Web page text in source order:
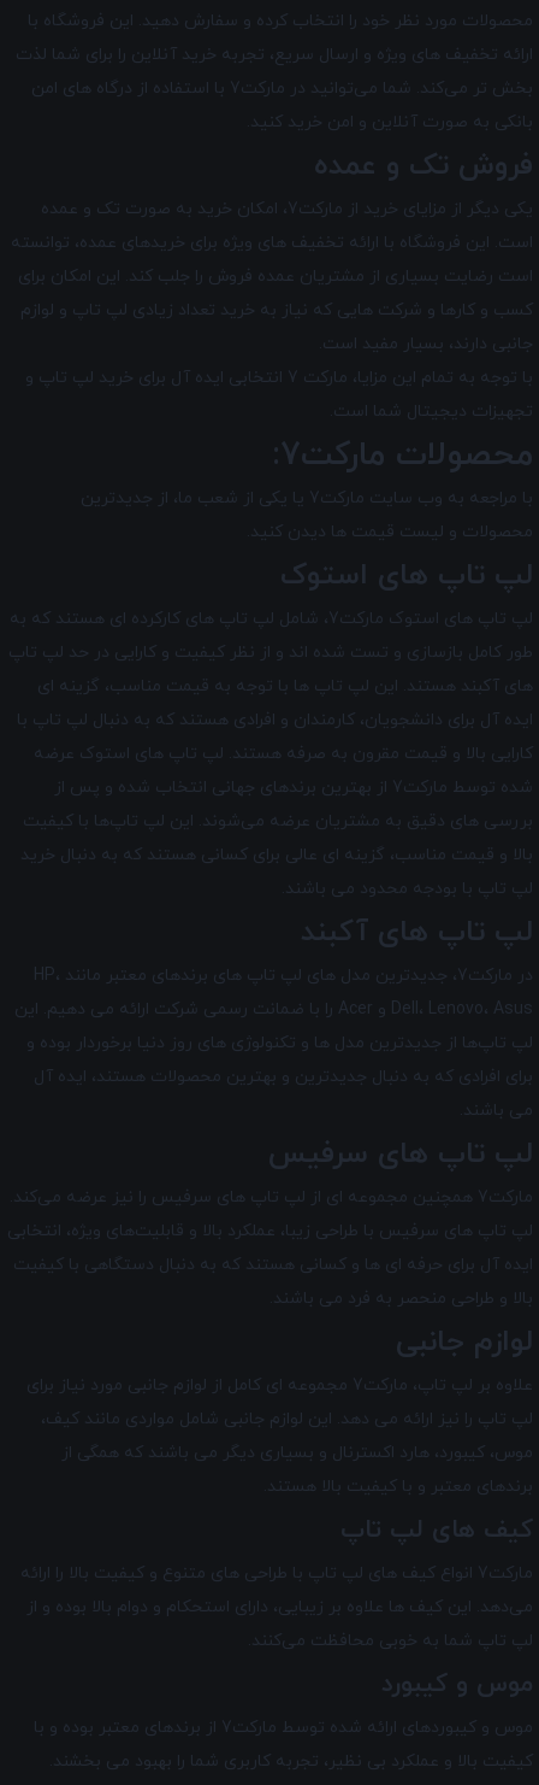
محصولات مورد نظر خود را انتخاب کرده و سفارش دهید. این فروشگاه با
ارائه تخفیف های ویژه و ارسال سریع، تجربه خرید آنلاین را برای شما لذت
بخش تر می‌کند. شما می‌توانید در مارکت7 با استفاده از درگاه‌ های امن
بانکی به صورت آنلاین و امن خرید کنید.
فروش تک و عمده
یکی دیگر از مزایای خرید از مارکت7، امکان خرید به صورت تک و عمده
است. این فروشگاه با ارائه تخفیف های ویژه برای خریدهای عمده، توانسته
است رضایت بسیاری از مشتریان عمده ‌فروش را جلب کند. این امکان برای
کسب و کارها و شرکت‌ هایی که نیاز به خرید تعداد زیادی لپ تاپ و لوازم
جانبی دارند، بسیار مفید است.
با توجه به تمام این مزایا، مارکت 7 انتخابی ایده ‌آل برای خرید لپ ‌تاپ و
تجهیزات دیجیتال شما است.
محصولات مارکت7:
با مراجعه به وب سایت مارکت7 یا یکی از شعب ما، از جدیدترین
محصولات و لیست قیمت ها دیدن کنید.
لپ تاپ های استوک
لپ تاپ های استوک مارکت7، شامل لپ تاپ های کارکرده ای هستند که به
طور کامل بازسازی و تست شده اند و از نظر کیفیت و کارایی در حد لپ تاپ
های آکبند هستند. این لپ تاپ ها با توجه به قیمت مناسب، گزینه ای
ایده آل برای دانشجویان، کارمندان و افرادی هستند که به دنبال لپ تاپ با
کارایی بالا و قیمت مقرون به صرفه هستند. لپ تاپ‌ های استوک عرضه
شده توسط مارکت7 از بهترین برندهای جهانی انتخاب شده و پس از
بررسی‌ های دقیق به مشتریان عرضه می‌شوند. این لپ تاپ‌ها با کیفیت
بالا و قیمت مناسب، گزینه ‌ای عالی برای کسانی هستند که به دنبال خرید
لپ تاپ با بودجه محدود می‌ باشند.
لپ تاپ های آکبند
در مارکت7، جدیدترین مدل های لپ تاپ های برندهای معتبر مانند HP،
Dell، Lenovo، Asus و Acer را با ضمانت رسمی شرکت ارائه می دهیم. این
لپ تاپ‌ها از جدیدترین مدل ‌ها و تکنولوژی های روز دنیا برخوردار بوده و
برای افرادی که به دنبال جدیدترین و بهترین محصولات هستند، ایده آل
می ‌باشند.
لپ تاپ های سرفیس
مارکت7 همچنین مجموعه ای از لپ تاپ‌ های سرفیس را نیز عرضه می‌کند.
لپ تاپ‌ های سرفیس با طراحی زیبا، عملکرد بالا و قابلیت‌های ویژه، انتخابی
ایده آل برای حرفه ای ها و کسانی هستند که به دنبال دستگاهی با کیفیت
بالا و طراحی منحصر به فرد می باشند.
لوازم جانبی
علاوه بر لپ تاپ، مارکت7 مجموعه ای کامل از لوازم جانبی مورد نیاز برای
لپ تاپ را نیز ارائه می دهد. این لوازم جانبی شامل مواردی مانند کیف،
موس، کیبورد، هارد اکسترنال و بسیاری دیگر می باشند که همگی از
برندهای معتبر و با کیفیت بالا هستند.
کیف ‌های لپ تاپ
مارکت7 انواع کیف ‌های لپ تاپ با طراحی‌ های متنوع و کیفیت بالا را ارائه
می‌دهد. این کیف ‌ها علاوه بر زیبایی، دارای استحکام و دوام بالا بوده و از
لپ تاپ شما به خوبی محافظت می‌کنند.
موس و کیبورد
موس و کیبورد‌های ارائه شده توسط مارکت7 از برندهای معتبر بوده و با
کیفیت بالا و عملکرد بی ‌نظیر، تجربه کاربری شما را بهبود می‌ بخشند.